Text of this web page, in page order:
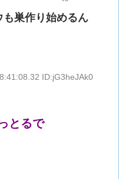
巣作り始めるん
ID:jG3heJAk0
とるで